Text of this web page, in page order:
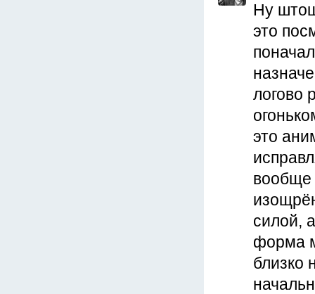
Ну
это
логово
это
вообще
силой,
форма
близко